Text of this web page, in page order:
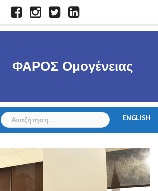
FacebookInstagramTwitterLinkedIn
ΦΑΡΟΣ Ομογένειας
ENGLISH
Αναζήτηση
για: